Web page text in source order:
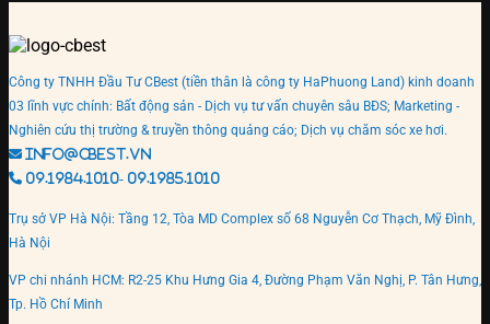
Công ty TNHH Đầu Tư CBest (tiền thân là công ty HaPhuong Land) kinh doanh
03 lĩnh vực chính: Bất động sản - Dịch vụ tư vấn chuyên sâu BĐS; Marketing -
Nghiên cứu thị trường & truyền thông quảng cáo; Dịch vụ chăm sóc xe hơi.
info@cbest.vn
09.1984.1010- 09.1985.1010
Trụ sở VP Hà Nội: Tầng 12, Tòa MD Complex số 68 Nguyễn Cơ Thạch, Mỹ Đình,
Hà Nội
VP chi nhánh HCM: R2-25 Khu Hưng Gia 4, Đường Phạm Văn Nghị, P. Tân Hưng,
Tp. Hồ Chí Minh